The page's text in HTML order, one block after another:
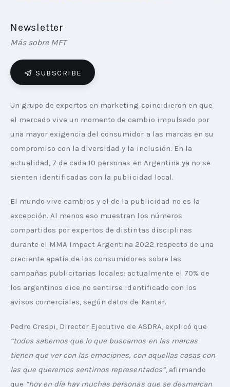
Newsletter
Más sobre MFT
SUBSCRIBE
Un grupo de expertos en marketing coincidieron en que
el mercado vive un momento de cambio impulsado por
una mayor exigencia del consumidor a las marcas en su
compromiso con la diversidad y la inclusión. En la
actualidad, 7 de cada 10 personas en Argentina ya no se
sienten identificadas con la publicidad local.
El mundo vive cambios y el de la publicidad no es la
excepción. Al menos eso muestran los números
compartidos por expertos de distintas disciplinas
durante el MMA Impact Argentina 2022 respecto de una
creciente apatía de los consumidores sobre las
campañas publicitarias locales: actualmente el 70% de
los argentinos dice no sentirse identificado con los
avisos comerciales, según datos de Kantar.
Pedro Crespi, Director Ejecutivo de ASDRA, explicó que
“todos sabemos que lo que buscamos en las marcas
tienen que ver con las emociones, con aquellas cosas con
las que queremos sentirnos representados”, afirmando
que “hoy en día hay muchas personas que se desmarcan